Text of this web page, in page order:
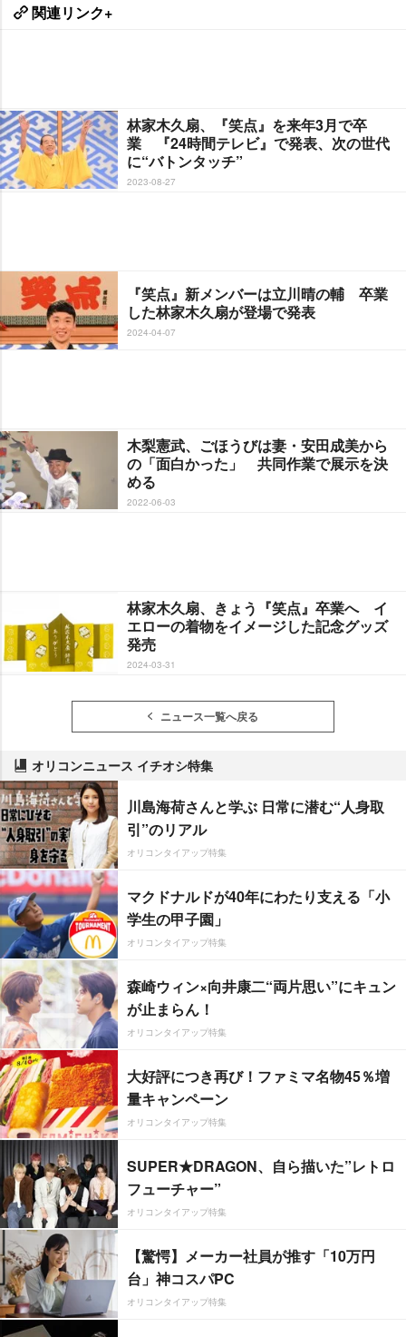
関連リンク+
林家木久扇、『笑点』を来年3月で卒
業 『24時間テレビ』で発表、次の世代
に“バトンタッチ”
2023-08-27
『笑点』新メンバーは立川晴の輔 卒業
した林家木久扇が登場で発表
2024-04-07
木梨憲武、ごほうびは妻・安田成美から
の「面白かった」 共同作業で展示を決
める
2022-06-03
林家木久扇、きょう『笑点』卒業へ イ
エローの着物をイメージした記念グッズ
発売
2024-03-31
ニュース一覧へ戻る
オリコンニュース イチオシ特集
川島海荷さんと学ぶ 日常に潜む“人身取
引”のリアル
オリコンタイアップ特集
マクドナルドが40年にわたり支える「小
学生の甲子園」
オリコンタイアップ特集
森崎ウィン×向井康二“両片思い”にキュン
が止まらん！
オリコンタイアップ特集
大好評につき再び！ファミマ名物45％増
量キャンペーン
オリコンタイアップ特集
SUPER★DRAGON、自ら描いた”レトロ
フューチャー”
オリコンタイアップ特集
【驚愕】メーカー社員が推す「10万円
台」神コスパPC
オリコンタイアップ特集